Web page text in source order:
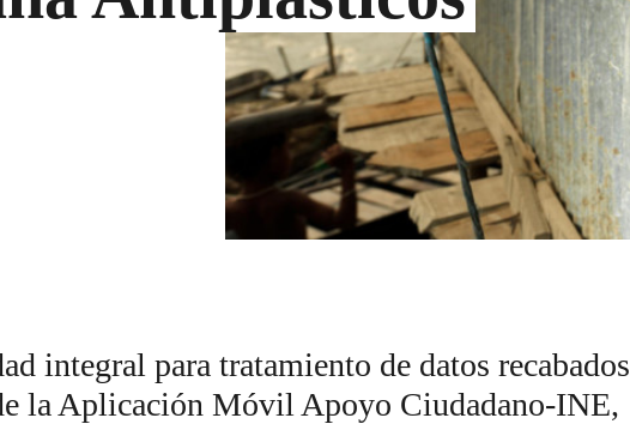
integral para tratamiento de datos recabados
la Aplicación Móvil Apoyo Ciudadano-INE,